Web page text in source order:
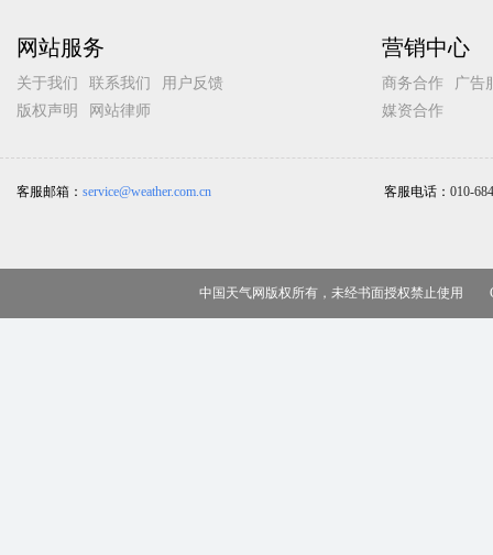
网站服务
关于我们 联系我们
用户反馈
版权声明
网站律师
营销中心
商务合作
广告
媒资合作
客服邮箱： service@weather.com.cn 客服电话： 010-
中国天气网版权所有，未经书面授权禁止使用